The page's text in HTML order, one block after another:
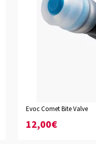
Evoc Comet Bite Valve
12,00€